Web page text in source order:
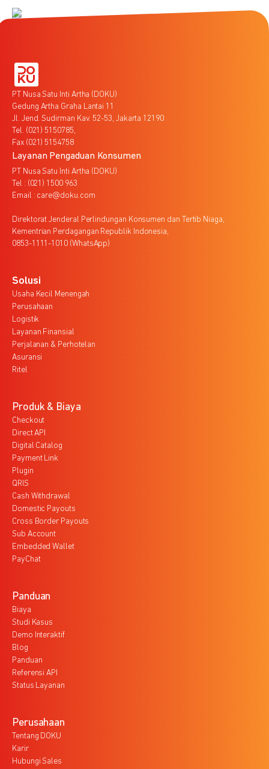
PT Nusa Satu Inti Artha (DOKU)
Gedung Artha Graha Lantai 11
Jl. Jend. Sudirman Kav. 52-53, Jakarta 12190
Tel. (021) 5150785,
Fax (021) 5154758
Layanan Pengaduan Konsumen
PT Nusa Satu Inti Artha (DOKU)
Tel : (021) 1500 963
Email : care@doku.com
Direktorat Jenderal Perlindungan Konsumen dan Tertib Niaga,
Kementrian Perdagangan Republik Indonesia,
0853-1111-1010 (WhatsApp)
Solusi
Usaha Kecil Menengah
Perusahaan
Logistik
Layanan Finansial
Perjalanan & Perhotelan
Asuransi
Ritel
Produk & Biaya
Checkout
Direct API
Digital Catalog
Payment Link
Plugin
QRIS
Cash Withdrawal
Domestic Payouts
Cross Border Payouts
Sub Account
Embedded Wallet
PayChat
Panduan
Biaya
Studi Kasus
Demo Interaktif
Blog
Panduan
Referensi API
Status Layanan
Perusahaan
Tentang DOKU
Karir
Hubungi Sales